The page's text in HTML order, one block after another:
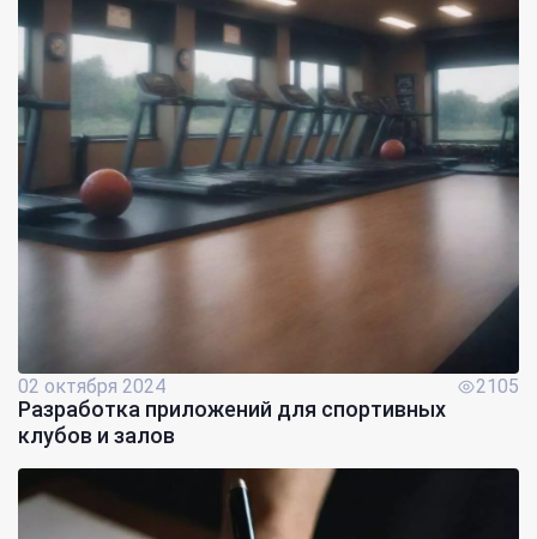
02 октября 2024 2105
Разработка приложений для спортивных
клубов и залов